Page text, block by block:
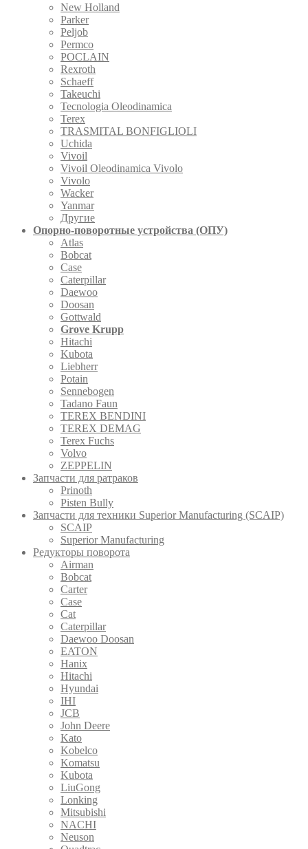
New Holland
Parker
Peljob
Permco
POCLAIN
Rexroth
Schaeff
Takeuchi
Tecnologia Oleodinamica
Terex
TRASMITAL BONFIGLIOLI
Uchida
Vivoil
Vivoil Oleodinamica Vivolo
Vivolo
Wacker
Yanmar
Другие
Опорно-поворотные устройства (ОПУ)
Atlas
Bobcat
Case
Caterpillar
Daewoo
Doosan
Gottwald
Grove Krupp
Hitachi
Kubota
Liebherr
Potain
Sennebogen
Tadano Faun
TEREX BENDINI
TEREX DEMAG
Terex Fuchs
Volvo
ZEPPELIN
Запчасти для ратраков
Prinoth
Pistеn Вully
Запчасти для техники Superior Manufacturing (SCAIP)
SCAIP
Superior Manufacturing
Редукторы поворота
Airman
Bobcat
Carter
Case
Cat
Caterpillar
Daewoo Doosan
EATON
Hanix
Hitachi
Hyundai
IHI
JCB
John Deere
Kato
Kobelco
Komatsu
Kubota
LiuGong
Lonking
Mitsubishi
NACHI
Neuson